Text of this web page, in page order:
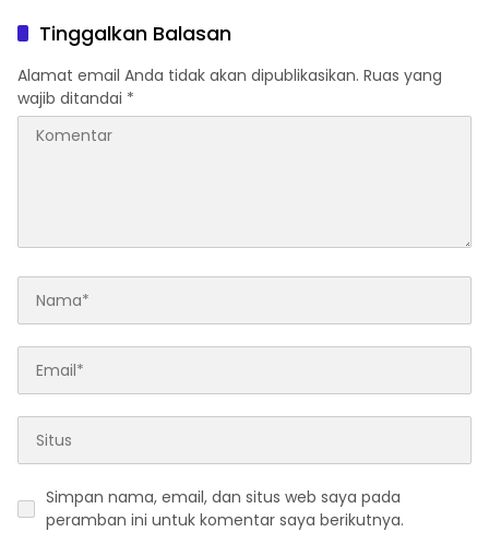
Tinggalkan Balasan
Alamat email Anda tidak akan dipublikasikan. Ruas yang
wajib ditandai *
Simpan nama, email, dan situs web saya pada
peramban ini untuk komentar saya berikutnya.